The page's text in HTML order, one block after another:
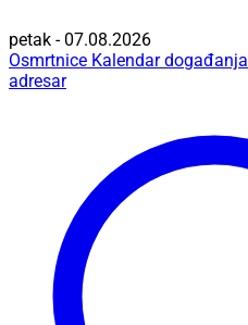
petak - 07.08.2026
Osmrtnice Kalendar događanja
adresar